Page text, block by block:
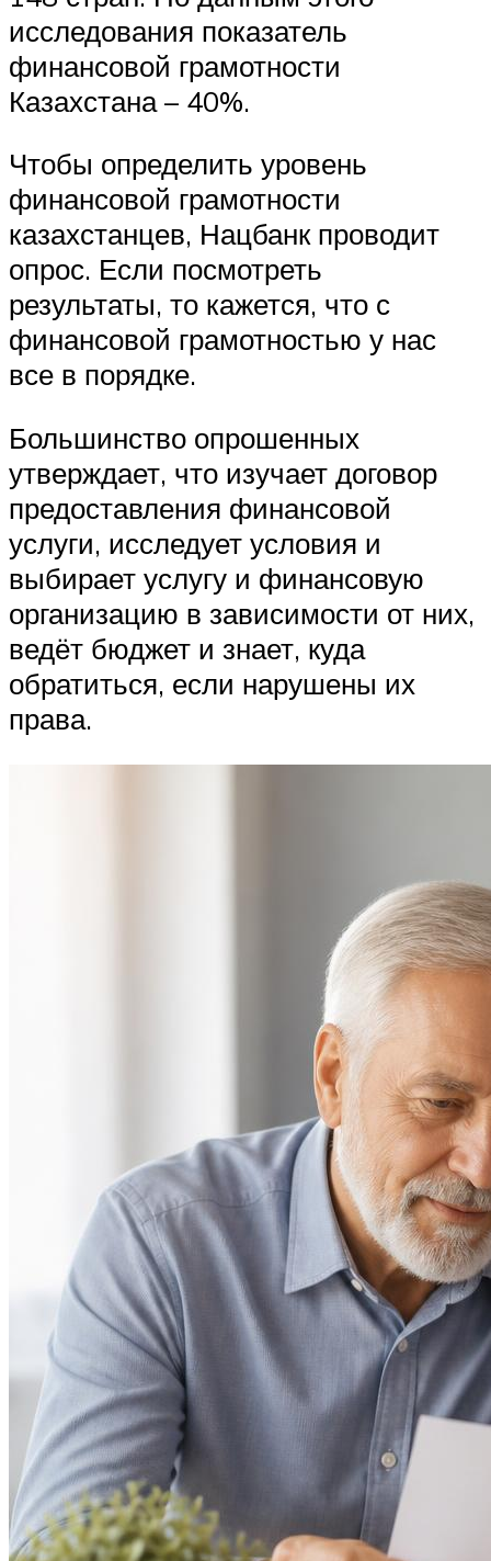
исследования показатель
финансовой грамотности
Казахстана – 40%.
Чтобы определить уровень
финансовой грамотности
казахстанцев, Нацбанк проводит
опрос. Если посмотреть
результаты, то кажется, что с
финансовой грамотностью у нас
все в порядке.
Большинство опрошенных
утверждает, что изучает договор
предоставления финансовой
услуги, исследует условия и
выбирает услугу и финансовую
организацию в зависимости от них,
ведёт бюджет и знает, куда
обратиться, если нарушены их
права.